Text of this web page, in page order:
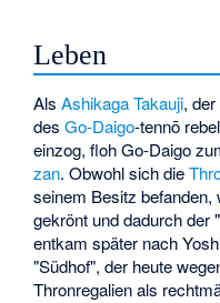
Leben
AlsAshikaga Takauji,
desGo-Daigo-tennō
einzog, floh Go-Daigo
zan. Obwohl sich die
seinem Besitz befanden,
gekrönt und dadurch der
entkam später nach
"Südhof", der heute
Thronregalien als